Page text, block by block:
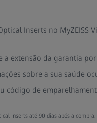
Inserts no MyZEISS
a extensão da garantia
sobre a sua saúde
código de
Inserts até 90 dias após a